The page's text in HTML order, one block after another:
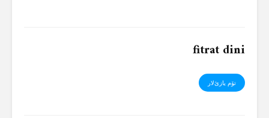
fitrat dini
تۆم یازئ‌لار